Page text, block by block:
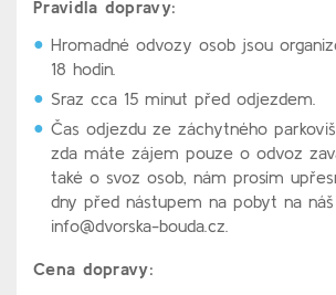
Pravidla dopravy:
Hromadné odvozy osob jsou
18 hodin.
Sraz cca 15 minut před odjezdem.
Čas odjezdu ze záchytného
zda máte zájem pouze o odvoz
také o svoz osob, nám prosím
dny před nástupem na pobyt na
info@dvorska-bouda.cz.
Cena dopravy: